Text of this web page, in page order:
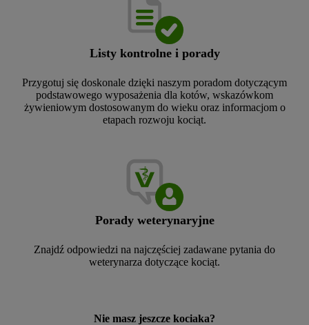
Listy kontrolne i porady
Przygotuj się doskonale dzięki naszym poradom dotyczącym
podstawowego wyposażenia dla kotów, wskazówkom
żywieniowym dostosowanym do wieku oraz informacjom o
etapach rozwoju kociąt.
Porady weterynaryjne
Znajdź odpowiedzi na najczęściej zadawane pytania do
weterynarza dotyczące kociąt.
Nie masz jeszcze kociaka?